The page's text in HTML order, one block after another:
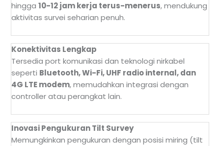
hingga10-12 jam kerja terus-menerus, mendukung
aktivitas survei seharian penuh.
Konektivitas Lengkap
Tersedia port komunikasi dan teknologi nirkabel
seperti Bluetooth, Wi-Fi, UHF radio internal, dan
4G LTE modem, memudahkan integrasi dengan
controller atau perangkat lain.
Inovasi Pengukuran Tilt Survey
Memungkinkan pengukuran dengan posisi miring (tilt